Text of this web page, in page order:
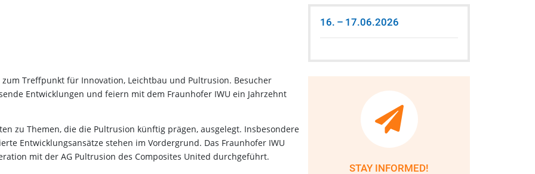
Treffpunkt für Innovation, Leichtbau und Pultrusion. Besucher
Entwicklungen und feiern mit dem Fraunhofer IWU ein Jahrzehnt
zu Themen, die die Pultrusion künftig prägen, ausgelegt. Insbesondere
Entwicklungsansätze stehen im Vordergrund. Das Fraunhofer IWU
mit der AG Pultrusion des Composites United durchgeführt.
16. – 17.06.2026
STAY INFORMED!